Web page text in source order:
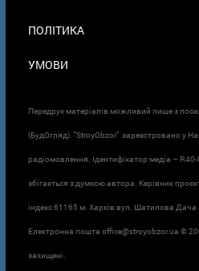
ПОЛІТИКА
УМОВИ
Передрук матеріалів можливий лише з
(БудОгляд). "StroyObzor" зареєстровано у
радіомовлення. Ідентифікатор медіа –
збігається з думкою автора. Керівник
індекс 61165 м. Харків вул. Шатилова
Електронна пошта office@stroyobzor.ua ©
захищені.